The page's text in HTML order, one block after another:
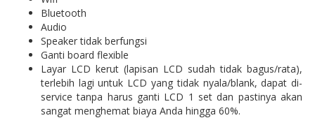
Bluetooth
Audio
Speaker tidak berfungsi
Ganti board flexible
Layar LCD kerut (lapisan LCD sudah tidak bagus/rata),
terlebih lagi untuk LCD yang tidak nyala/blank, dapat di-
service tanpa harus ganti LCD 1 set dan pastinya akan
sangat menghemat biaya Anda hingga 60%.